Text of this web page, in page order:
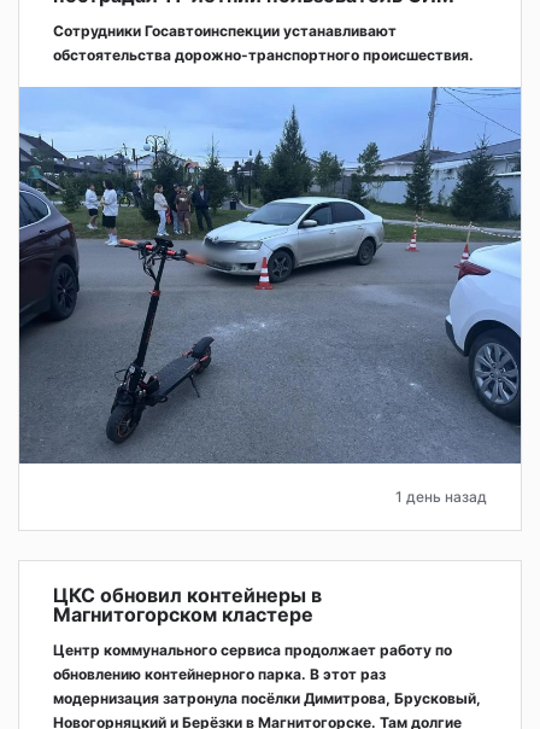
Сотрудники Госавтоинспекции устанавливают
обстоятельства дорожно-транспортного происшествия.
1 день назад
ЦКС обновил контейнеры в
Магнитогорском кластере
Центр коммунального сервиса продолжает работу по
обновлению контейнерного парка. В этот раз
модернизация затронула посёлки Димитрова, Брусковый,
Новогорняцкий и Берёзки в Магнитогорске. Там долгие